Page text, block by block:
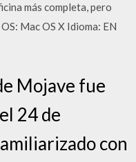
más completa, pero
Mac OS X Idioma: EN
Mojave fue
24 de
con